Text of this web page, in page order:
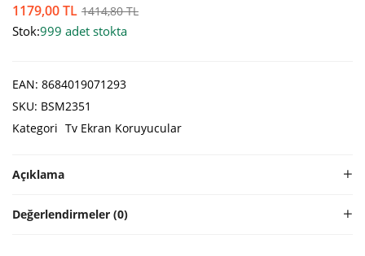
1179,00TL 1414,80TL
Stok:999 adet stokta
EAN: 8684019071293
SKU: BSM2351
Kategori Tv Ekran Koruyucular
Açıklama
Değerlendirmeler (0)